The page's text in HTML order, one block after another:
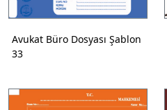
Avukat Büro Dosyası Şablon
33